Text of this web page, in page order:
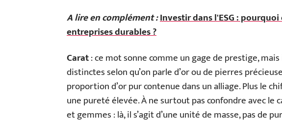
A lire en complément :Investir dans l'ESG :
entreprises durables ?
Carat: ce mot sonne comme un gage de prestige,
distinctes selon qu’on parle d’or ou de pierres
proportion d’or pur contenue dans un alliage. Plus le
une pureté élevée. À ne surtout pas confondre avec le
et gemmes : là, il s’agit d’une unité de masse, pas de